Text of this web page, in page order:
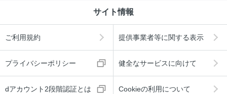
サイト情報
ご利用規約 提供事業者等に関する表示
プライバシーポリシー 健全なサービスに向けて
dアカウント2段階認証とは Cookieの利用について